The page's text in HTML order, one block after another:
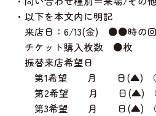
・以下を本文内に明記
来店日：6/13(金) ●●時の回
チケット購入枚数 ●枚
振替来店希望日
第1希望 月 日(▲)
第2希望 月 日(▲)
第3希望 月 日(▲)